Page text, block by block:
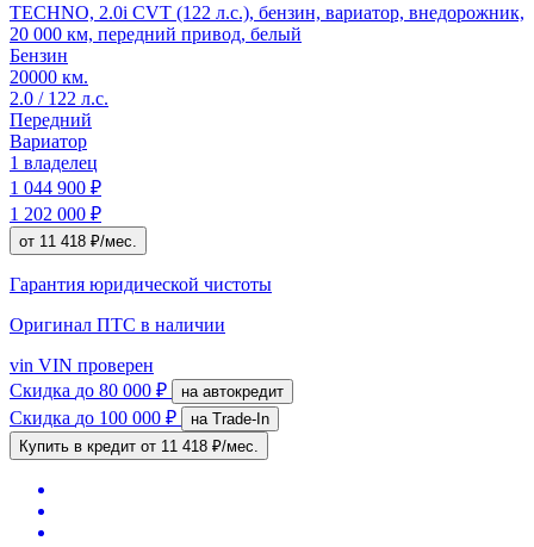
TECHNO, 2.0i CVT (122 л.с.), бензин, вариатор, внедорожник,
20 000 км, передний привод, белый
Бензин
20000 км.
2.0 / 122 л.с.
Передний
Вариатор
1 владелец
1 044 900 ₽
1 202 000 ₽
от 11 418 ₽/мес.
Гарантия юридической чистоты
Оригинал ПТС в наличии
vin VIN проверен
Скидка до 80 000 ₽ на автокредит
Скидка до 100 000 ₽
на Trade-In
Купить в кредит от 11 418 ₽/мес.